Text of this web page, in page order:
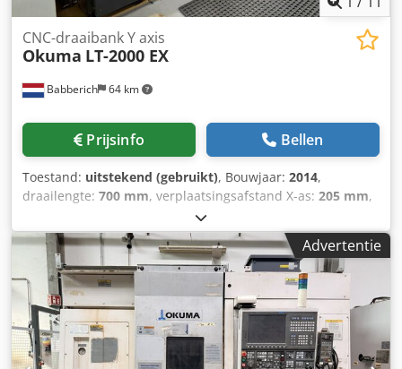
Babberich 64 km
CNC-draaibank Y axis
Okuma LT-2000 EX
Prijsinfo Bellen
Toestand: uitstekend (gebruikt), Bouwjaar: 2014,
draailengte: 700 mm, verplaatsingsafstand X-as: 205 mm,
700 mm
22.000 W, totale hoogte:2.800 mm, totale lengte:6.000
mm , totale breedte:3.900 mm, totaalgewicht:9.800 kg,
CNC Draaibank met Y-As Okuma - LT-2000 EX Dodpfxoyn
Em Re Aphsck
Advertentie